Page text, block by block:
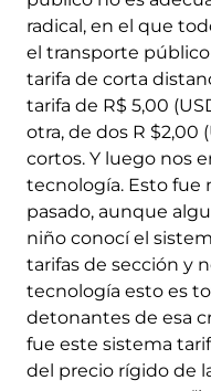
radical, en el que
el transporte
tarifa de corta
tarifa de R$ 5,00
otra, de dos R $2,00
cortos. Y luego nos
tecnología. Esto fue
pasado, aunque
niño conocí el
tarifas de sección y
tecnología esto es
detonantes de esa
fue este sistema
del precio rígido de